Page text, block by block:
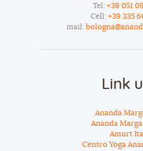
Tel: +39 051
Cell: +39 335
mail:
Link
Ananda
Ananda
Amurt
Centro Yoga